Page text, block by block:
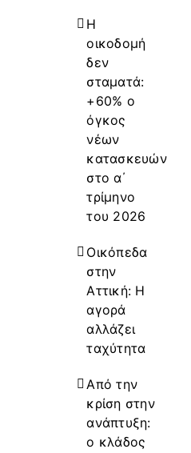
Η
οικοδομή
δεν
σταματά:
+60% ο
όγκος
νέων
κατασκευών
στο α΄
τρίμηνο
του 2026
Οικόπεδα
στην
Αττική: Η
αγορά
αλλάζει
ταχύτητα
Από την
κρίση στην
ανάπτυξη:
ο κλάδος